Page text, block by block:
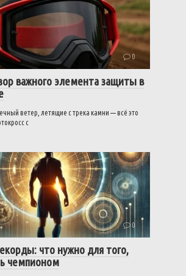
0
важного элемента защиты в
ветер, летящие с трека камни — всё это
с
0
что нужно для того,
чемпионом